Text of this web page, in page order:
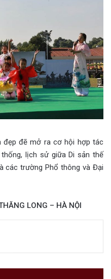
đẹp đẽ mở ra cơ hội hợp tác
lịch sử giữa Di sản thế
các trường Phổ thông và Đại
LONG – HÀ NỘI